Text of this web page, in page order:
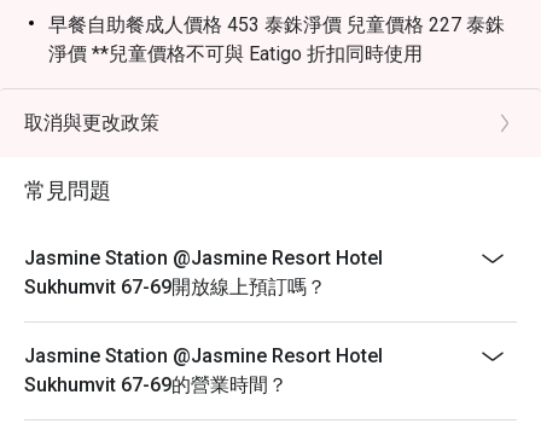
早餐自助餐成人價格 453 泰銖淨價 兒童價格 227 泰銖
淨價 **兒童價格不可與 Eatigo 折扣同時使用
取消與更改政策
常見問題
Jasmine Station @Jasmine Resort Hotel
Sukhumvit 67-69開放線上預訂嗎？
Jasmine Station @Jasmine Resort Hotel
Sukhumvit 67-69的營業時間？